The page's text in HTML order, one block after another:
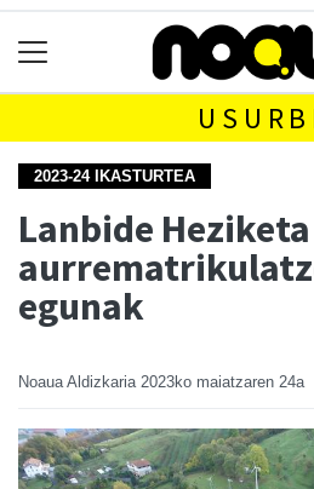
2023-24 IKASTURTEA
Lanbide
egunak
Noaua Aldizkaria 2023ko maiatzaren 24a